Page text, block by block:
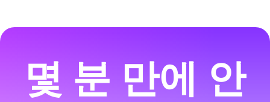
몇 분 만에 안